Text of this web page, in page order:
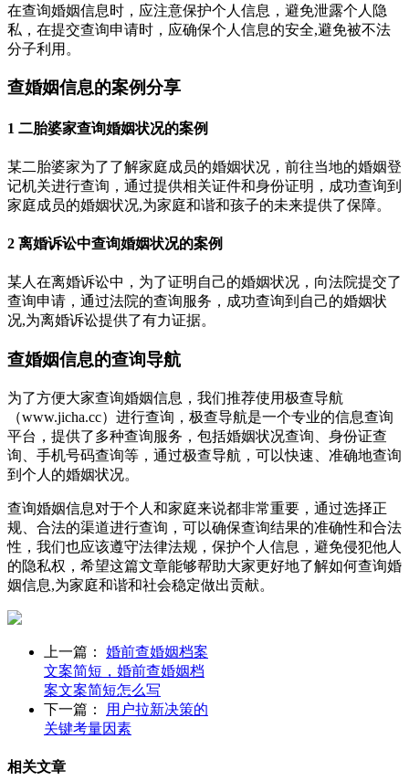
在查询婚姻信息时，应注意保护个人信息，避免泄露个人隐
私，在提交查询申请时，应确保个人信息的安全,避免被不法
分子利用。
查婚姻信息的案例分享
1 二胎婆家查询婚姻状况的案例
某二胎婆家为了了解家庭成员的婚姻状况，前往当地的婚姻登
记机关进行查询，通过提供相关证件和身份证明，成功查询到
家庭成员的婚姻状况,为家庭和谐和孩子的未来提供了保障。
2 离婚诉讼中查询婚姻状况的案例
某人在离婚诉讼中，为了证明自己的婚姻状况，向法院提交了
查询申请，通过法院的查询服务，成功查询到自己的婚姻状
况,为离婚诉讼提供了有力证据。
查婚姻信息的查询导航
为了方便大家查询婚姻信息，我们推荐使用极查导航
（www.jicha.cc）进行查询，极查导航是一个专业的信息查询
平台，提供了多种查询服务，包括婚姻状况查询、身份证查
询、手机号码查询等，通过极查导航，可以快速、准确地查询
到个人的婚姻状况。
查询婚姻信息对于个人和家庭来说都非常重要，通过选择正
规、合法的渠道进行查询，可以确保查询结果的准确性和合法
性，我们也应该遵守法律法规，保护个人信息，避免侵犯他人
的隐私权，希望这篇文章能够帮助大家更好地了解如何查询婚
姻信息,为家庭和谐和社会稳定做出贡献。
上一篇：
婚前查婚姻档案
文案简短，婚前查婚姻档
案文案简短怎么写
下一篇：
用户拉新决策的
关键考量因素
相关文章